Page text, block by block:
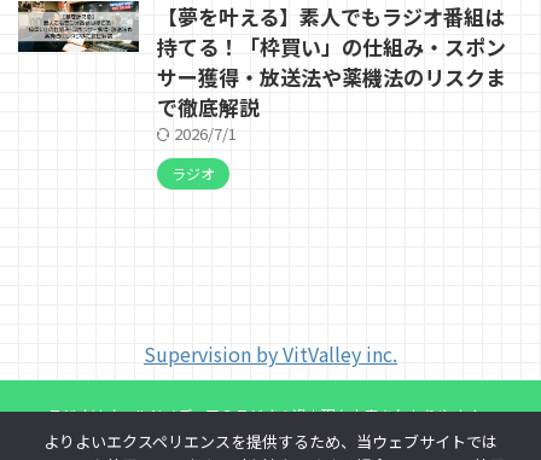
【夢を叶える】素人でもラジオ番組は
持てる！「枠買い」の仕組み・スポン
サー獲得・放送法や薬機法のリスクま
で徹底解説
2026/7/1
ラジオ
Supervision by VitValley inc.
ラジオはオールドメディア？ラジオの過去現在未来をわかりやすく。
ラジオの歴史やマニアックな情報や知識を
よりよいエクスペリエンスを提供するため、当ウェブサイトでは